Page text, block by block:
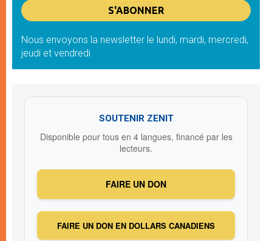
Nous envoyons la newsletter le lundi, mardi, mercredi,
jeudi et vendredi
SOUTENIR ZENIT
Disponible pour tous en 4 langues, financé par les
lecteurs.
FAIRE UN DON
FAIRE UN DON EN DOLLARS CANADIENS